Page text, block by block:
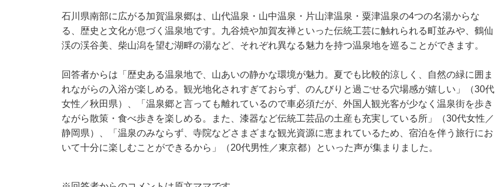
石川県南部に広がる加賀温泉郷は、山代温泉・山中温泉・片山津温泉・粟津温泉の4つの名湯からな
る、歴史と文化が息づく温泉地です。九谷焼や加賀友禅といった伝統工芸に触れられる町並みや、鶴仙
渓の渓谷美、柴山潟を望む湖畔の湯など、それぞれ異なる魅力を持つ温泉地を巡ることができます。
回答者からは「歴史ある温泉地で、山あいの静かな環境が魅力。夏でも比較的涼しく、自然の緑に囲ま
れながらの入浴が楽しめる。観光地化されすぎておらず、のんびりと過ごせる穴場感が嬉しい」（30代
女性／秋田県）、「温泉郷と言っても離れているので車必須だが、外国人観光客が少なく温泉街を歩き
ながら散策・食べ歩きを楽しめる。また、漆器など伝統工芸品の土産も充実している所」（30代女性／
静岡県）、「温泉のみならず、寺院などさまざまな観光資源に恵まれているため、宿泊を伴う旅行にお
いて十分に楽しむことができるから」（20代男性／東京都）といった声が集まりました。